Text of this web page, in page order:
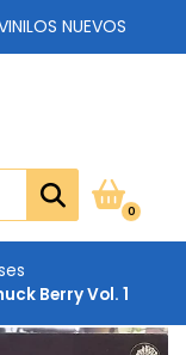
NUEVOS
0
Berry Vol. 1